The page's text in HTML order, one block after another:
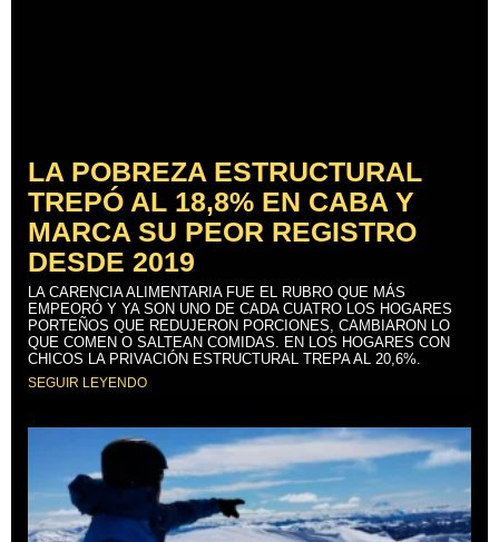
LA POBREZA ESTRUCTURAL
TREPÓ AL 18,8% EN CABA Y
MARCA SU PEOR REGISTRO
DESDE 2019
LA CARENCIA ALIMENTARIA FUE EL RUBRO QUE MÁS
EMPEORÓ Y YA SON UNO DE CADA CUATRO LOS HOGARES
PORTEÑOS QUE REDUJERON PORCIONES, CAMBIARON LO
QUE COMEN O SALTEAN COMIDAS. EN LOS HOGARES CON
CHICOS LA PRIVACIÓN ESTRUCTURAL TREPA AL 20,6%.
SEGUIR LEYENDO